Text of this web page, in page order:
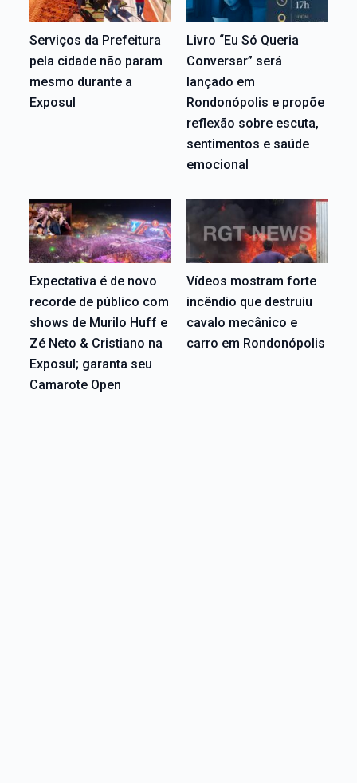
Serviços da Prefeitura
pela cidade não param
mesmo durante a
Exposul
Livro “Eu Só Queria
Conversar” será
lançado em
Rondonópolis e propõe
reflexão sobre escuta,
sentimentos e saúde
emocional
Expectativa é de novo
recorde de público com
shows de Murilo Huff e
Zé Neto & Cristiano na
Exposul; garanta seu
Camarote Open
Vídeos mostram forte
incêndio que destruiu
cavalo mecânico e
carro em Rondonópolis